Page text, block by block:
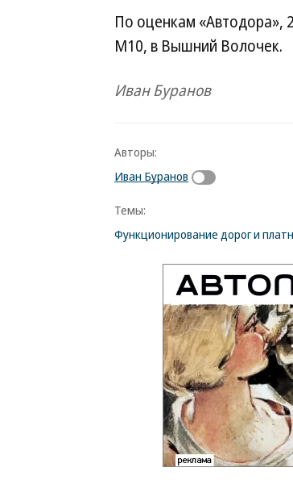
По оценкам «Автодора»,
М10, в Вышний Волочек.
Иван Буранов
Авторы:
Иван Буранов
Темы:
Функционирование дорог и